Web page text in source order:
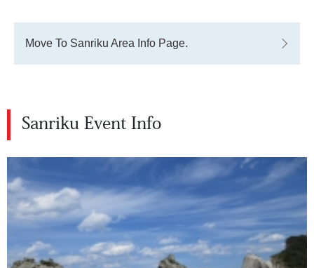
Move To Sanriku Area Info Page.
Sanriku Event Info